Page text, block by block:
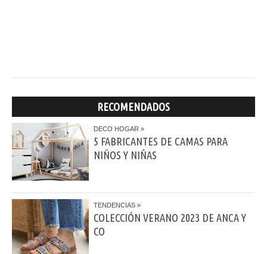
RECOMENDADOS
DECO HOGAR
5 FABRICANTES DE CAMAS PARA
NIÑOS Y NIÑAS
TENDENCIAS
COLECCIÓN VERANO 2023 DE ANCA Y
CO